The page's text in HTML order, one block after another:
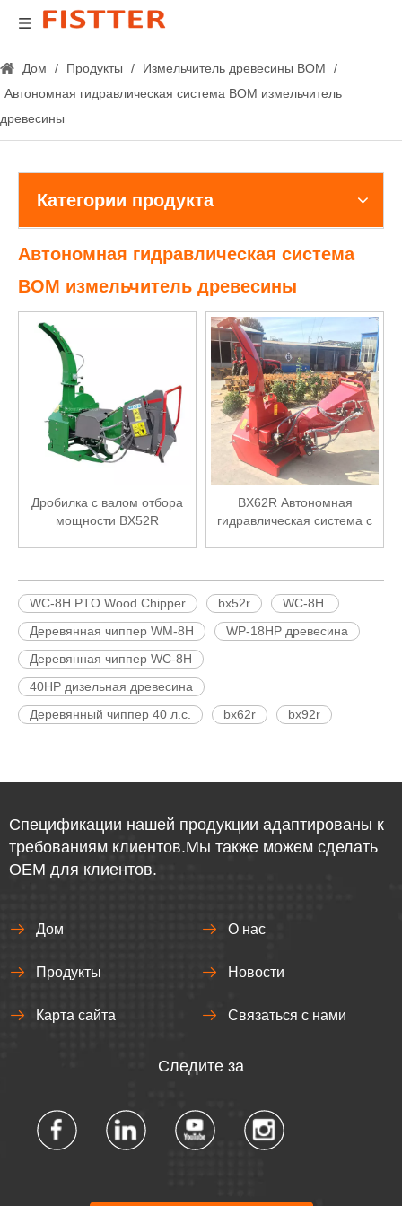
Дом / Продукты / Измельчитель древесины ВОМ
/
Автономная гидравлическая система ВОМ измельчитель
древесины
Категории продукта
Автономная гидравлическая система
ВОМ измельчитель древесины
Дробилка с валом отбора
мощности BX52R
BX62R Автономная
гидравлическая система с
WC-8H PTO Wood Chipper
bx52r
WC-8H.
Деревянная чиппер WM-8H
WP-18HP древесина
Деревянная чиппер WC-8H
40HP дизельная древесина
Деревянный чиппер 40 л.с.
bx62r bx92r
Спецификации нашей продукции адаптированы к
требованиям клиентов.Мы также можем сделать
OEM для клиентов.
Дом О нас
Продукты Новости
Карта сайта Связаться с нами
Следите за